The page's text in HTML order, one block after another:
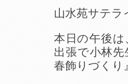
山水苑サテラ
本日の午後
出張で小林
春飾りづくり